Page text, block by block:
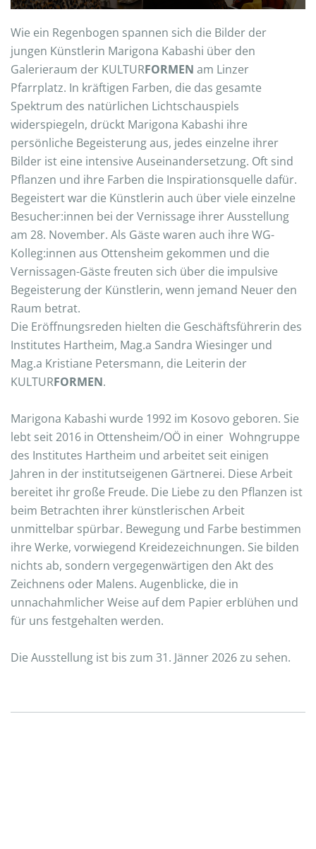
Wie ein Regenbogen spannen sich die Bilder der
jungen Künstlerin Marigona Kabashi über den
Galerieraum der KULTURFORMEN am Linzer
Pfarrplatz. In kräftigen Farben, die das gesamte
Spektrum des natürlichen Lichtschauspiels
widerspiegeln, drückt Marigona Kabashi ihre
persönliche Begeisterung aus, jedes einzelne ihrer
Bilder ist eine intensive Auseinandersetzung. Oft sind
Pflanzen und ihre Farben die Inspirationsquelle dafür.
Begeistert war die Künstlerin auch über viele einzelne
Besucher:innen bei der Vernissage ihrer Ausstellung
am 28. November. Als Gäste waren auch ihre WG-
Kolleg:innen aus Ottensheim gekommen und die
Vernissagen-Gäste freuten sich über die impulsive
Begeisterung der Künstlerin, wenn jemand Neuer den
Raum betrat.
Die Eröffnungsreden hielten die Geschäftsführerin des
Institutes Hartheim, Mag.a Sandra Wiesinger und
Mag.a Kristiane Petersmann, die Leiterin der
KULTURFORMEN.
Marigona Kabashi wurde 1992 im Kosovo geboren. Sie
lebt seit 2016 in Ottensheim/OÖ in einer Wohngruppe
des Institutes Hartheim und arbeitet seit einigen
Jahren in der institutseigenen Gärtnerei. Diese Arbeit
bereitet ihr große Freude. Die Liebe zu den Pflanzen ist
beim Betrachten ihrer künstlerischen Arbeit
unmittelbar spürbar. Bewegung und Farbe bestimmen
ihre Werke, vorwiegend Kreidezeichnungen. Sie bilden
nichts ab, sondern vergegenwärtigen den Akt des
Zeichnens oder Malens. Augenblicke, die in
unnachahmlicher Weise auf dem Papier erblühen und
für uns festgehalten werden.
Die Ausstellung ist bis zum 31. Jänner 2026 zu sehen.